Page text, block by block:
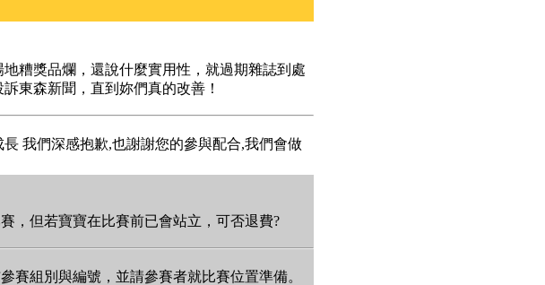
糟獎品爛，還說什麼實用性，就過期雜誌到處
東森新聞，直到妳們真的改善！
我們深感抱歉,也謝謝您的參與配合,我們會做
，但若寶寶在比賽前已會站立，可否退費?
組別與編號，並請參賽者就比賽位置準備。